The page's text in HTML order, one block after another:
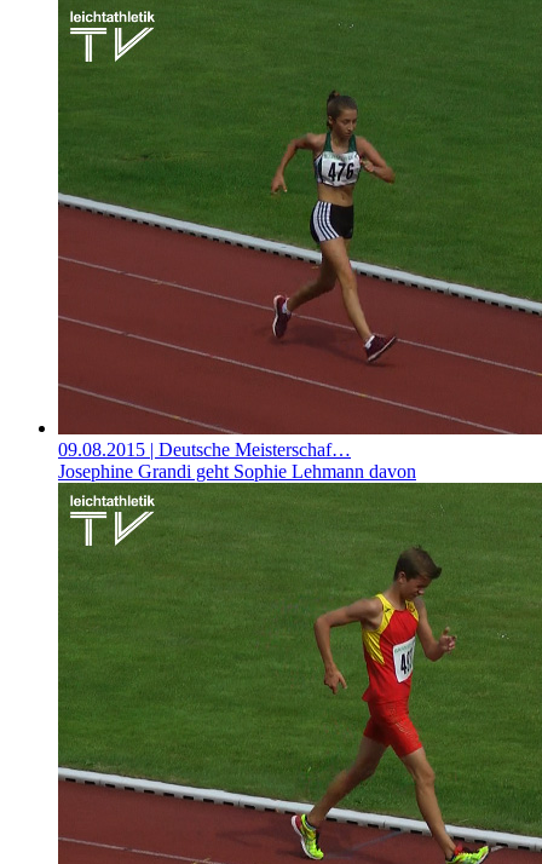
09.08.2015 | Deutsche Meisterschaf…
Josephine Grandi geht Sophie Lehmann davon